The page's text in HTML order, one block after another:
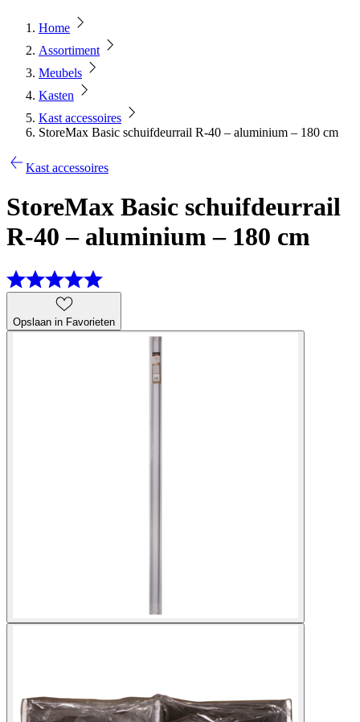
Home
Assortiment
Meubels
Kasten
Kast accessoires
StoreMax Basic schuifdeurrail R-40 – aluminium – 180 cm
Kast accessoires
StoreMax Basic schuifdeurrail
R-40 – aluminium – 180 cm
Opslaan in Favorieten